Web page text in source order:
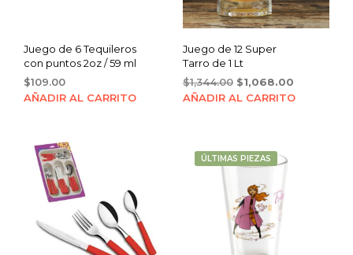
Juego de 6 Tequileros
con puntos 2oz / 59 ml
$109.00
AÑADIR AL CARRITO
Juego de 12 Super
Tarro de 1 Lt
$1,344.00 Original
price
$1,068.00Current
price
AÑADIR AL CARRITO
ÚLTIMAS PIEZAS